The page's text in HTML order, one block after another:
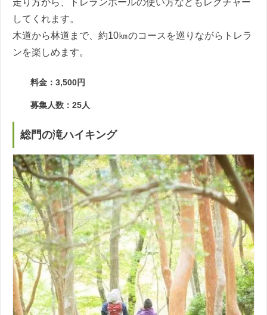
走り方から、トレランポールの使い方などもレクチャー
してくれます。
木道から林道まで、約10㎞のコースを巡りながらトレラ
ンを楽しめます。
料金：3,500円
募集人数：25人
総門の滝ハイキング